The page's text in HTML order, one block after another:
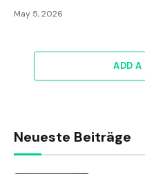
May 5, 2026
ADD
Neueste Beiträge